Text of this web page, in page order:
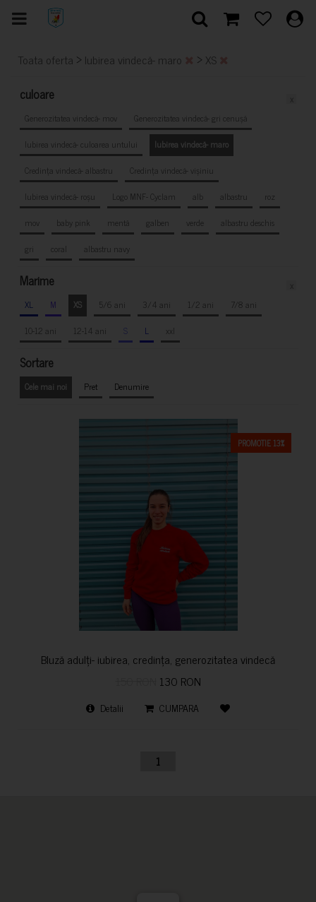
Toata oferta > Iubirea vindecă- maro > XS
culoare
Generozitatea vindecă- mov
Generozitatea vindecă- gri cenușă
Iubirea vindecă- culoarea untului
Iubirea vindecă- maro
Credința vindecă- albastru
Credința vindecă- vișiniu
Iubirea vindecă- roșu
Logo MNF- Cyclam alb albastru
roz
mov
baby pink mentă galben verde
albastru deschis
gri
coral albastru navy
Marime
XL M XS 5/6 ani 3/4 ani 1/2 ani
7/8 ani
10-12 ani
12-14 ani S L xxl
Sortare
Cele mai noi Pret Denumire
PROMOTIE 13%
Bluză adulți- iubirea, credința, generozitatea vindecă
130 RON
Detalii CUMPARA
1